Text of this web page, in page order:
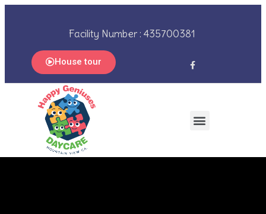
Facility Number : 435700381
House tour